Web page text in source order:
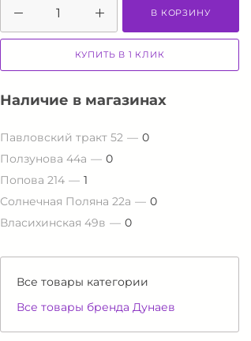
В КОРЗИНУ
КУПИТЬ В 1 КЛИК
Наличие в магазинах
Павловский тракт 52
0
Ползунова 44а
0
Попова 214
1
Солнечная Поляна 22а
0
Власихинская 49в
0
Все товары категории
Все товары бренда Дунаев